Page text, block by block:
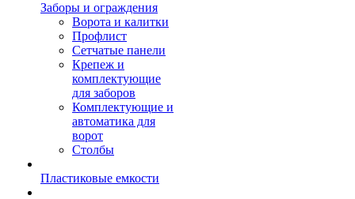
Заборы и ограждения
Ворота и калитки
Профлист
Сетчатые панели
Крепеж и
комплектующие
для заборов
Комплектующие и
автоматика для
ворот
Столбы
Пластиковые емкости